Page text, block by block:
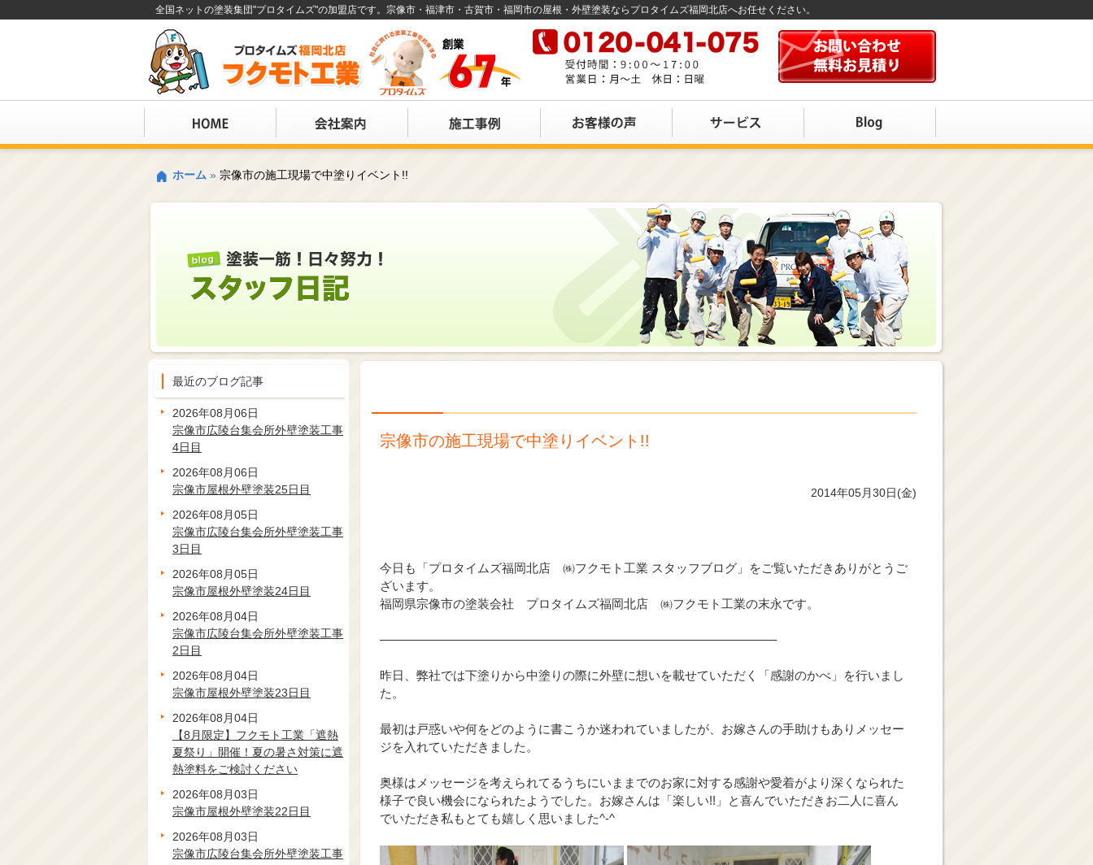
全国ネットの塗装集団"プロタイムズ"の加盟店です。宗像市・福津市・古賀市・福岡市の屋根・外壁塗装ならプロタイムズ福岡北店へお任せください。
ホーム » 宗像市の施工現場で中塗りイベント!!
宗像市の施工現場で中塗りイベント!!
2014年05月30日(金)
今日も「プロタイムズ福岡北店 ㈱フクモト工業 スタッフブログ」をご覧いただきありがとうご
ざいます。
福岡県宗像市の塗装会社 プロタイムズ福岡北店 ㈱フクモト工業の末永です。
————————————————————————————————–
昨日、弊社では下塗りから中塗りの際に外壁に想いを載せていただく「感謝のかべ」を行いまし
た。
最初は戸惑いや何をどのように書こうか迷われていましたが、お嫁さんの手助けもありメッセー
ジを入れていただきました。
奥様はメッセージを考えられてるうちにいままでのお家に対する感謝や愛着がより深くなられた
様子で良い機会になられたようでした。お嫁さんは「楽しい!!」と喜んでいただきお二人に喜ん
でいただき私もとても嬉しく思いました^-^
最近のブログ記事
2026年08月06日
宗像市広陵台集会所外壁塗装工事
4日目
2026年08月06日
宗像市屋根外壁塗装25日目
2026年08月05日
宗像市広陵台集会所外壁塗装工事
3日目
2026年08月05日
宗像市屋根外壁塗装24日目
2026年08月04日
宗像市広陵台集会所外壁塗装工事
2日目
2026年08月04日
宗像市屋根外壁塗装23日目
2026年08月04日
【8月限定】フクモト工業「遮熱
夏祭り」開催！夏の暑さ対策に遮
熱塗料をご検討ください
2026年08月03日
宗像市屋根外壁塗装22日目
2026年08月03日
宗像市広陵台集会所外壁塗装工事